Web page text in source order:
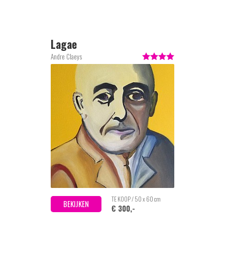
Lagae
Andre Claeys
BEKIJKEN TE KOOP / 50 x 60 cm
€ 300,-